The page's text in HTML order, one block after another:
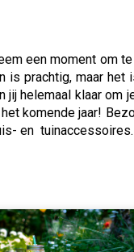
een moment om
prachtig, maar het
helemaal klaar om
komende jaar!
en tuinaccessoires.